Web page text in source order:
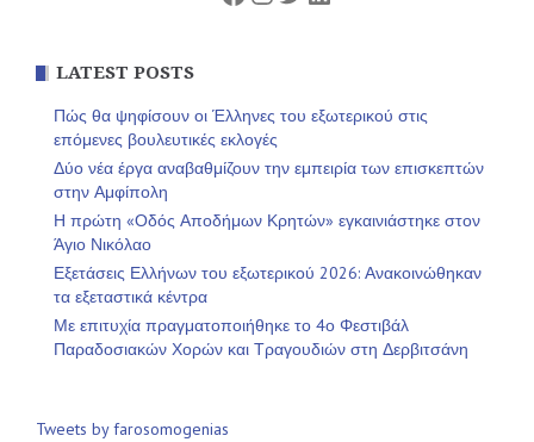
LATEST POSTS
Πώς θα ψηφίσουν οι Έλληνες του εξωτερικού στις
επόμενες βουλευτικές εκλογές
Δύο νέα έργα αναβαθμίζουν την εμπειρία των επισκεπτών
στην Αμφίπολη
Η πρώτη «Οδός Αποδήμων Κρητών» εγκαινιάστηκε στον
Άγιο Νικόλαο
Εξετάσεις Ελλήνων του εξωτερικού 2026: Ανακοινώθηκαν
τα εξεταστικά κέντρα
Με επιτυχία πραγματοποιήθηκε το 4ο Φεστιβάλ
Παραδοσιακών Χορών και Τραγουδιών στη Δερβιτσάνη
Tweets by farosomogenias